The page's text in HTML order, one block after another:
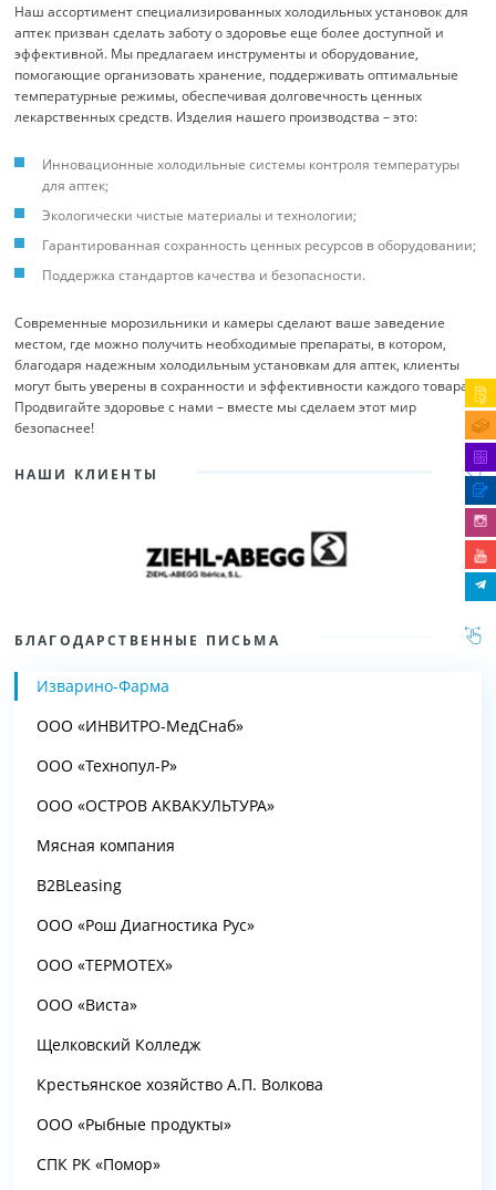
Наш ассортимент специализированных холодильных установок для
аптек призван сделать заботу о здоровье еще более доступной и
эффективной. Мы предлагаем инструменты и оборудование,
помогающие организовать хранение, поддерживать оптимальные
температурные режимы, обеспечивая долговечность ценных
лекарственных средств. Изделия нашего производства – это:
Инновационные холодильные системы контроля температуры
для аптек;
Экологически чистые материалы и технологии;
Гарантированная сохранность ценных ресурсов в оборудовании;
Поддержка стандартов качества и безопасности.
Современные морозильники и камеры сделают ваше заведение
местом, где можно получить необходимые препараты, в котором,
благодаря надежным холодильным установкам для аптек, клиенты
могут быть уверены в сохранности и эффективности каждого товара.
Продвигайте здоровье с нами – вместе мы сделаем этот мир
безопаснее!
НАШИ КЛИЕНТЫ
БЛАГОДАРСТВЕННЫЕ ПИСЬМА
Изварино-Фарма
ООО «ИНВИТРО-МедСнаб»
ООО «Технопул-Р»
ООО «ОСТРОВ АКВАКУЛЬТУРА»
Мясная компания
B2BLeasing
ООО «Рош Диагностика Рус»
ООО «ТЕРМОТЕХ»
ООО «Виста»
Щелковский Колледж
Крестьянское хозяйство А.П. Волкова
ООО «Рыбные продукты»
СПК РК «Помор»